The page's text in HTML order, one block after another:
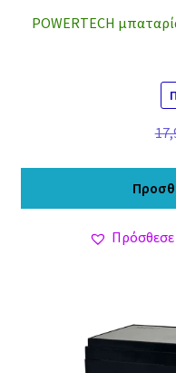
POWERTECH μπαταρία μολύβδου